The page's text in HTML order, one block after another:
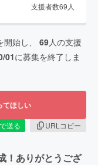
支援者数69 人
開始し、 69人の支援
01に募集を終了しま
てほしい
送る
URLコピー
！ありがとうござ